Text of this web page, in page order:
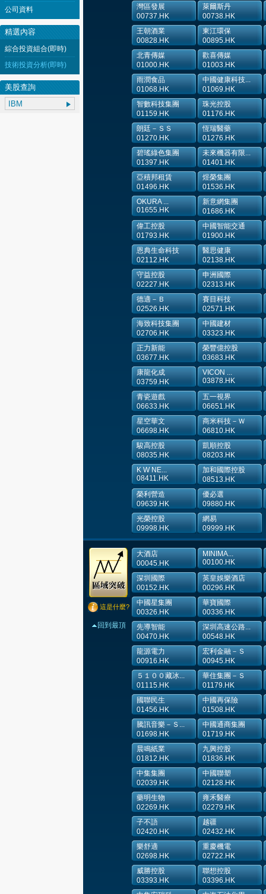
灣區發展
00737.HK
萊爾斯丹
00738.HK
王朝酒業
00828.HK
東江環保
00895.HK
北青傳媒
01000.HK
歡喜傳媒
01003.HK
雨潤食品
01068.HK
中國健康科技...
01069.HK
智數科技集團
01159.HK
珠光控股
01176.HK
朗廷－ＳＳ
01270.HK
恆瑞醫藥
01276.HK
碧瑤綠色集團
01397.HK
未來機器有限...
01401.HK
亞積邦租賃
01496.HK
煜榮集團
01536.HK
OKURA ...
01655.HK
新意網集團
01686.HK
偉工控股
01793.HK
中國智能交通
01900.HK
恩典生命科技
02112.HK
醫思健康
02138.HK
守益控股
02227.HK
申洲國際
02313.HK
德適－Ｂ
02526.HK
賽目科技
02571.HK
海致科技集團
02706.HK
中國建材
03323.HK
正力新能
03677.HK
榮豐億控股
03683.HK
康龍化成
03759.HK
VICON ...
03878.HK
青瓷遊戲
06633.HK
五一視界
06651.HK
星空華文
06698.HK
商米科技－Ｗ
06810.HK
駿高控股
08035.HK
凱順控股
08203.HK
K W NE...
08411.HK
加和國際控股
08513.HK
榮利營造
09639.HK
優必選
09880.HK
光榮控股
09998.HK
網易
09999.HK
這是什麼?
回到最頂
大酒店
00045.HK
MINIMA...
00100.HK
深圳國際
00152.HK
英皇娛樂酒店
00296.HK
中國星集團
00326.HK
華寶國際
00336.HK
先導智能
00470.HK
深圳高速公路...
00548.HK
龍源電力
00916.HK
宏利金融－Ｓ
00945.HK
５１００藏冰...
01115.HK
華住集團－Ｓ
01179.HK
國聯民生
01456.HK
中國再保險
01508.HK
騰訊音樂－Ｓ...
01698.HK
中國通商集團
01719.HK
晨鳴紙業
01812.HK
九興控股
01836.HK
中集集團
02039.HK
中國聯塑
02128.HK
藥明生物
02269.HK
雍禾醫療
02279.HK
子不語
02420.HK
越疆
02432.HK
樂舒適
02698.HK
重慶機電
02722.HK
威勝控股
03393.HK
聯想控股
03396.HK
公司資料
精選內容
綜合投資組合(即時)
技術投資分析(即時)
美股查詢